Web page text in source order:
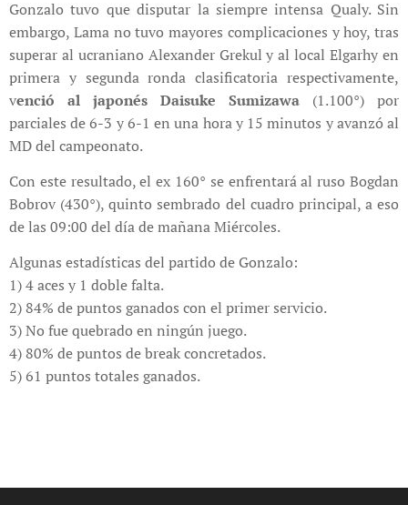
Gonzalo tuvo que disputar la siempre intensa Qualy. Sin
embargo, Lama no tuvo mayores complicaciones y hoy, tras
superar al ucraniano Alexander Grekul y al local Elgarhy en
primera y segunda ronda clasificatoria respectivamente,
venció al japonés Daisuke Sumizawa (1.100°) por
parciales de 6-3 y 6-1 en una hora y 15 minutos y avanzó al
MD del campeonato.
Con este resultado, el ex 160° se enfrentará al ruso Bogdan
Bobrov (430°), quinto sembrado del cuadro principal, a eso
de las 09:00 del día de mañana Miércoles.
Algunas estadísticas del partido de Gonzalo:
1) 4 aces y 1 doble falta.
2) 84% de puntos ganados con el primer servicio.
3) No fue quebrado en ningún juego.
4) 80% de puntos de break concretados.
5) 61 puntos totales ganados.